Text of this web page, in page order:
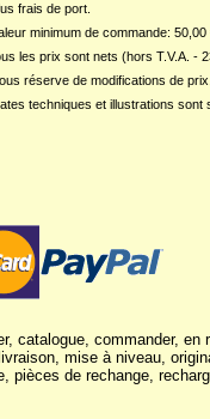
frais de port.
minimum de commande: 50,00
les prix sont nets (hors T.V.A. -
réserve de modifications de prix.
techniques et illustrations sont
catalogue, commander, en
mise à niveau,
pièces de rechange,